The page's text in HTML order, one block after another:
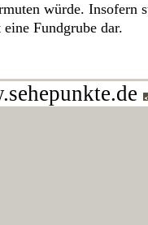
würde. Insofern
Fundgrube dar.